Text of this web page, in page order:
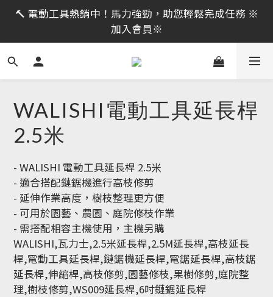
限時活動｜全館消費滿 NT$599 即享免運費，工具補貨
趁現在！立即逛活動商品
🔨 電動工具熱銷中！馬力強勁，助您輕鬆完成任務 ※
加入會員※
限時活動｜全館消費滿 NT$599 即享免運費，工具補貨
趁現在！立即逛活動商品
WALISHI電動工具延長桿
2.5米
- WALISHI 電動工具延長桿 2.5米
- 適合搭配鏈鋸機進行高枝修剪
- 延伸作業高度，樹枝整理更方便
- 可用於園藝、農園、庭院修枝作業
- 需搭配相容主機使用，主機另購
WALISHI,瓦力士,2.5米延長桿,2.5M延長桿,高枝延長
桿,電動工具延長桿,鏈鋸機延長桿,電鋸延長桿,高枝鋸
延長桿,伸縮桿,高枝修剪,園藝修枝,果樹修剪,庭院整
理,樹枝修剪,WS009延長桿,6吋鏈鋸延長桿